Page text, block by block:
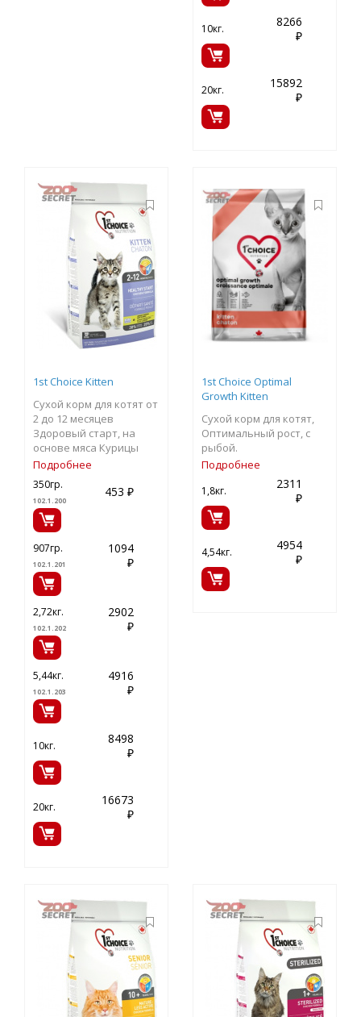
10кг.
8266
₽
20кг.
15892
₽
1st Choice Kitten
Сухой корм для котят от
2 до 12 месяцев
Здоровый старт, на
основе мяса Курицы
Подробнее
350гр.
102.1.200
453 ₽
907гр.
102.1.201
1094
₽
2,72кг.
102.1.202
2902
₽
5,44кг.
102.1.203
4916
₽
10кг.
8498
₽
20кг.
16673
₽
1st Choice Optimal
Growth Kitten
Сухой корм для котят,
Оптимальный рост, с
рыбой.
Подробнее
1,8кг.
2311
₽
4,54кг.
4954
₽